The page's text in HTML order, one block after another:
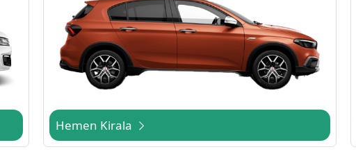
Hemen Kirala